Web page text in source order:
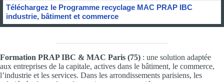
Téléchargez le Programme recyclage MAC PRAP IBC
industrie, bâtiment et commerce
Formation PRAP IBC & MAC Paris (75) : une solution adaptée
aux entreprises de la capitale, actives dans le bâtiment, le commerce,
l’industrie et les services. Dans les arrondissements parisiens, les